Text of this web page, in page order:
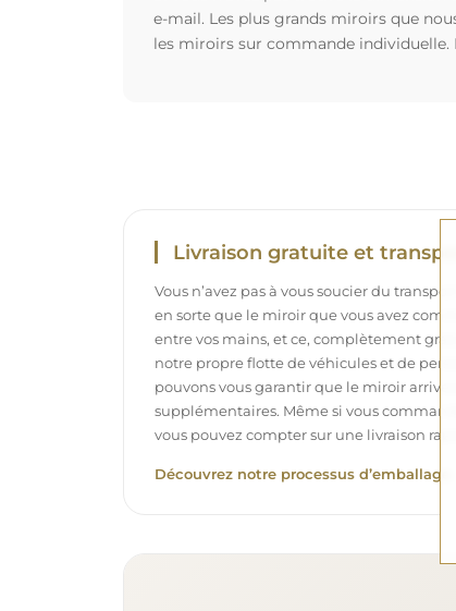
e-mail. Les plus grands miroirs que
les miroirs sur commande individuelle.
Livraison gratuite et
Vous n’avez pas à vous soucier du
en sorte que le miroir que vous avez
entre vos mains, et ce, complètement
notre propre flotte de véhicules et de
pouvons vous garantir que le miroir
supplémentaires. Même si vous
vous pouvez compter sur une livraison
Découvrez notre processus d’emballage.